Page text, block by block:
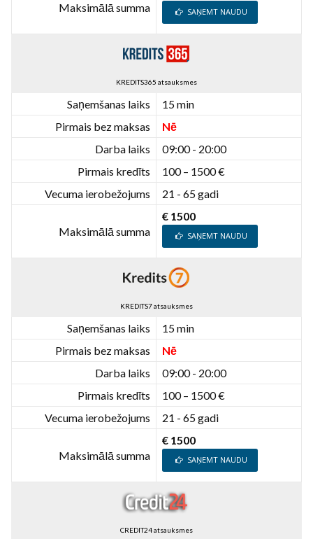
Maksimālā summa SAŅEMT NAUDU
KREDITS365 atsauksmes
Saņemšanas laiks
15 min
Pirmais bez maksas
Nē
Darba laiks
09:00 - 20:00
Pirmais kredīts
100 – 1500 €
Vecuma ierobežojums
21 - 65 gadi
Maksimālā summa
€ 1500
SAŅEMT NAUDU
KREDITS7 atsauksmes
Saņemšanas laiks
15 min
Pirmais bez maksas
Nē
Darba laiks
09:00 - 20:00
Pirmais kredīts
100 – 1500 €
Vecuma ierobežojums
21 - 65 gadi
Maksimālā summa
€ 1500
SAŅEMT NAUDU
CREDIT24 atsauksmes